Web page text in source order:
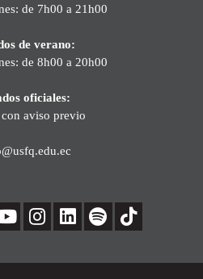
de 7h00 a 21h00
de verano:
de 8h00 a 20h00
oficiales:
aviso previo